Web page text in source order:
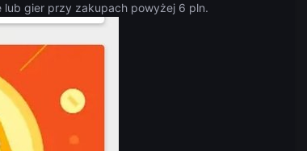
lub gier przy zakupach powyżej 6 pln.